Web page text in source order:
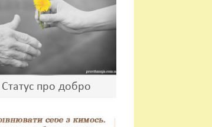
Статус про добро